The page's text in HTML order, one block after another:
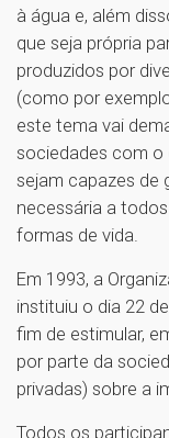
à água e, além
que seja própria
produzidos por
(como por
este tema vai
sociedades com
sejam capazes de
necessária a
formas de vida.
Em 1993, a
instituiu o dia 22
fim de estimular,
por parte da
privadas) sobre a
Todos os